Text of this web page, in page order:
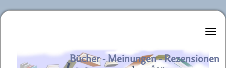
Literaturkurier.net
Bücher - Meinungen - Rezensionen